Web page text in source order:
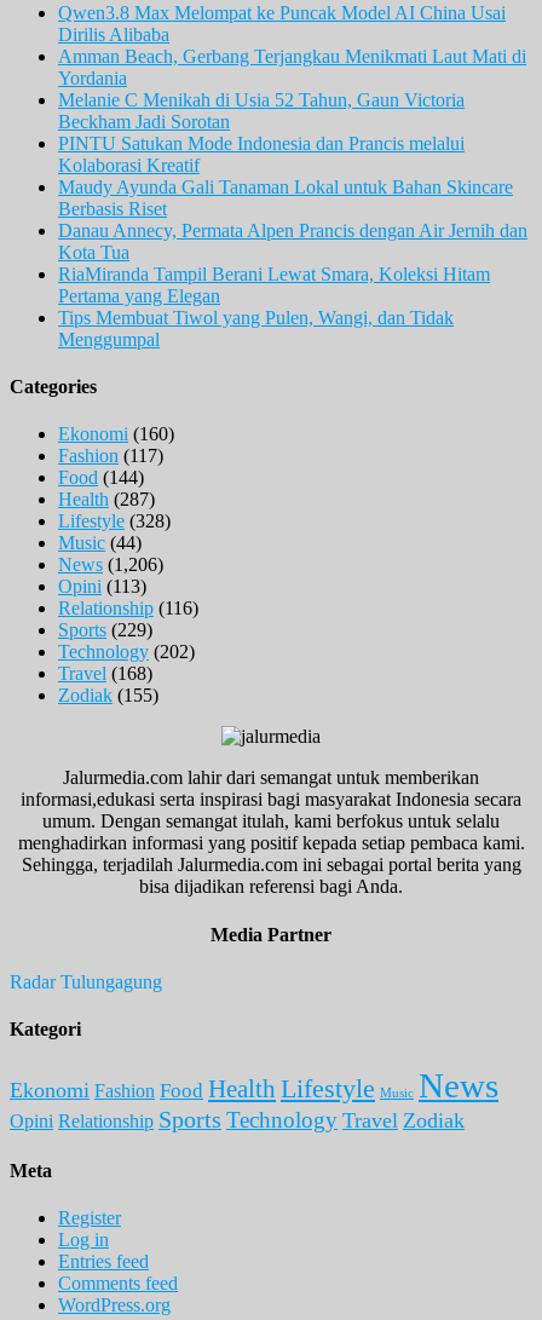
Qwen3.8 Max Melompat ke Puncak Model AI China Usai
Dirilis Alibaba
Amman Beach, Gerbang Terjangkau Menikmati Laut Mati di
Yordania
Melanie C Menikah di Usia 52 Tahun, Gaun Victoria
Beckham Jadi Sorotan
PINTU Satukan Mode Indonesia dan Prancis melalui
Kolaborasi Kreatif
Maudy Ayunda Gali Tanaman Lokal untuk Bahan Skincare
Berbasis Riset
Danau Annecy, Permata Alpen Prancis dengan Air Jernih dan
Kota Tua
RiaMiranda Tampil Berani Lewat Smara, Koleksi Hitam
Pertama yang Elegan
Tips Membuat Tiwol yang Pulen, Wangi, dan Tidak
Menggumpal
Categories
Ekonomi (160)
Fashion (117)
Food (144)
Health (287)
Lifestyle (328)
Music (44)
News (1,206)
Opini (113)
Relationship (116)
Sports (229)
Technology (202)
Travel (168)
Zodiak (155)
Jalurmedia.com lahir dari semangat untuk memberikan
informasi,edukasi serta inspirasi bagi masyarakat Indonesia secara
umum. Dengan semangat itulah, kami berfokus untuk selalu
menghadirkan informasi yang positif kepada setiap pembaca kami.
Sehingga, terjadilah Jalurmedia.com ini sebagai portal berita yang
bisa dijadikan referensi bagi Anda.
Media Partner
Radar Tulungagung
Kategori
Ekonomi Fashion Food Health Lifestyle Music News
Opini Relationship Sports Technology Travel Zodiak
Meta
Register
Log in
Entries feed
Comments feed
WordPress.org